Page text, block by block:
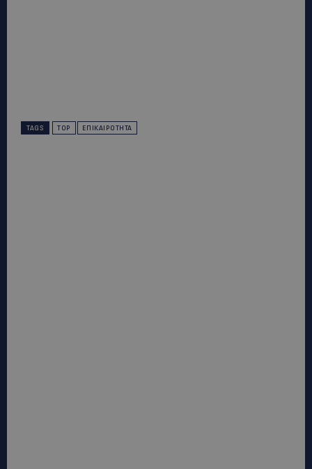
TAGS TOP ΕΠΙΚΑΙΡΌΤΗΤΑ